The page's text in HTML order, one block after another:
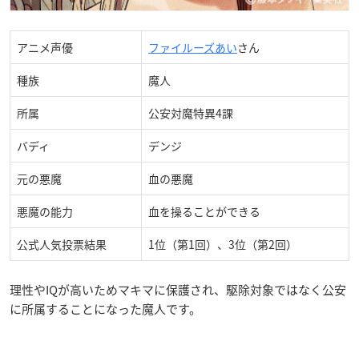
アニメ声優 ファイルーズあいさん
種族 魔人
所属 公安対魔特異4課
バディ デンジ
元の悪魔 血の悪魔
悪魔の能力 血を操ることができる
公式人気投票結果 1位（第1回）、3位（第2回）
理性やIQが高いためマキマに保護され、 駆除対象ではなく公安
に所属することになった魔人です。